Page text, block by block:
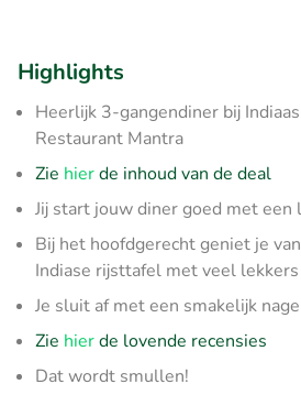
Highlights
Heerlijk 3-gangendiner bij
Restaurant Mantra
Zie hierde inhoud van de deal
Jij start jouw diner goed met een
Bij het hoofdgerecht geniet je
Indiase rijsttafel met veel lekkers
Je sluit af met een smakelijk
Zie hierde lovende recensies
Dat wordt smullen!